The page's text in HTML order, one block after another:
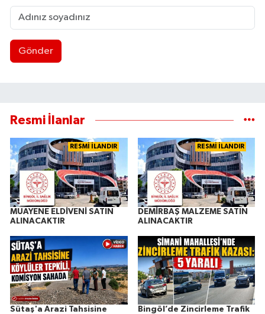
Gönder
Resmi İlanlar
RESMİ İLANDIR
MUAYENE ELDİVENİ SATIN
ALINACAKTIR
RESMİ İLANDIR
DEMİRBAŞ MALZEME SATIN
ALINACAKTIR
Sütaş'a Arazi Tahsisine
Bingöl’de Zincirleme Trafik